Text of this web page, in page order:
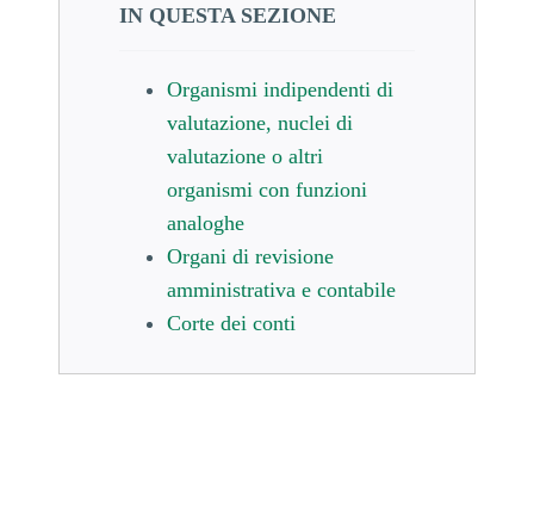
IN QUESTA SEZIONE
Organismi indipendenti di
valutazione, nuclei di
valutazione o altri
organismi con funzioni
analoghe
Organi di revisione
amministrativa e contabile
Corte dei conti